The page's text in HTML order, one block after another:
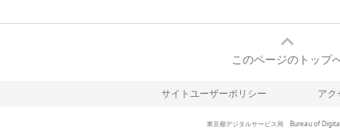
このページのトップ
サイトユーザーポリシー アク
東京都デジタルサービス局 Bureau of